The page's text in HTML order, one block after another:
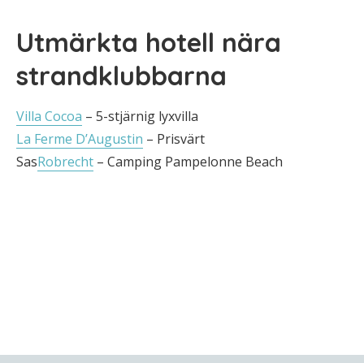
Utmärkta hotell nära
strandklubbarna
Villa Cocoa – 5-stjärnig lyxvilla
La Ferme D’Augustin – Prisvärt
SasRobrecht – Camping Pampelonne Beach